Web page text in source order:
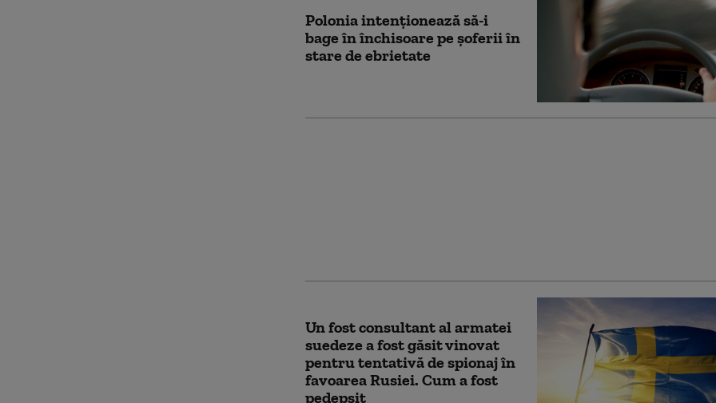
Polonia intenționează să-i
bage în închisoare pe șoferii în
stare de ebrietate
Un fost consultant al armatei
suedeze a fost găsit vinovat
pentru tentativă de spionaj în
favoarea Rusiei. Cum a fost
pedepsit